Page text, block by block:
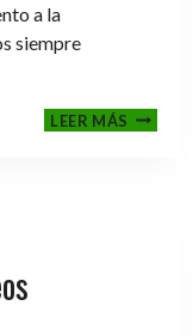
a la
siempre
LEER MÁSCENA-